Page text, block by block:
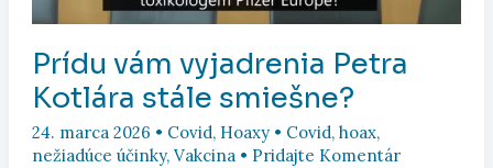
Prídu vám vyjadrenia Petra
Kotlára stále smiešne?
24. marca 2026 • Covid, Hoaxy• Covid, hoax,
nežiadúce účinky, Vakcina• Pridajte Komentár